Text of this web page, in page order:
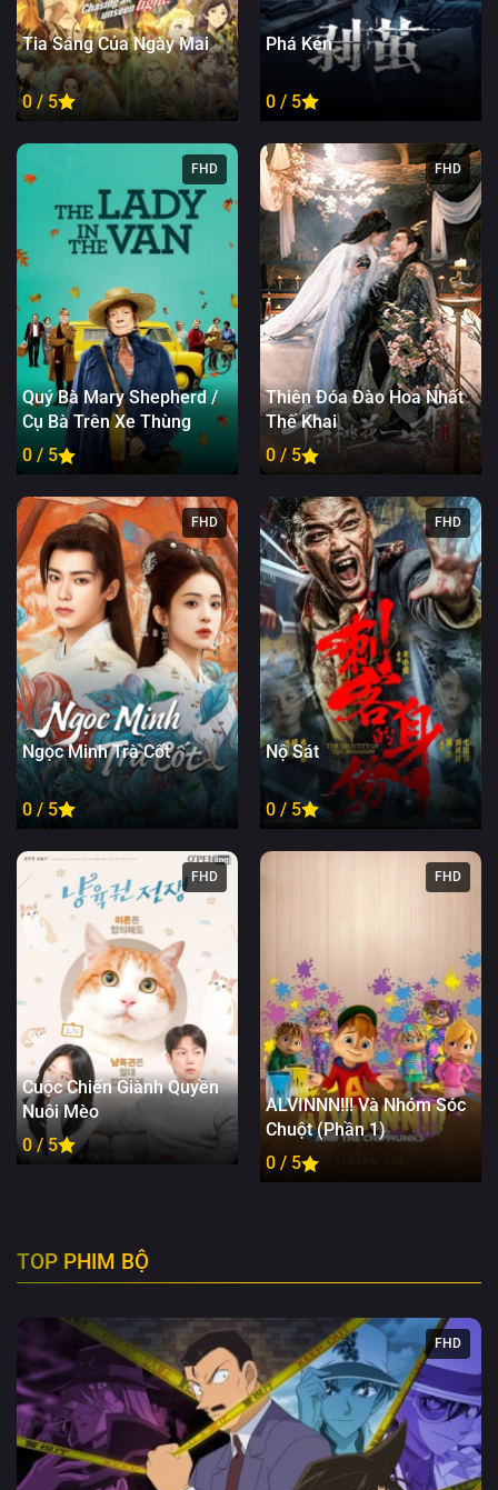
Tia Sáng Của Ngày Mai
0 / 5
Phá Kén
0 / 5
FHD
Quý Bà Mary Shepherd /
Cụ Bà Trên Xe Thùng
0 / 5
FHD
Thiên Đóa Đào Hoa Nhất
Thế Khai
0 / 5
FHD
Ngọc Minh Trà Cốt
0 / 5
FHD
Nộ Sát
0 / 5
FHD
Cuộc Chiến Giành Quyền
Nuôi Mèo
0 / 5
FHD
ALVINNN!!! Và Nhóm Sóc
Chuột (Phần 1)
0 / 5
TOP PHIM BỘ
FHD